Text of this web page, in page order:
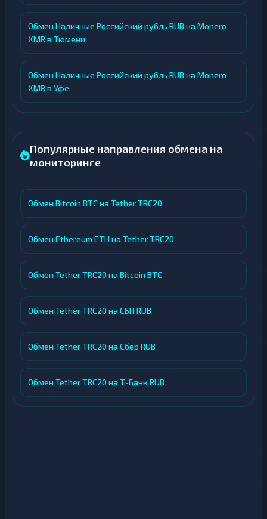
Обмен Наличные Российский рубль RUB на Monero
XMR в Тюмени
Обмен Наличные Российский рубль RUB на Monero
XMR в Уфе
Популярные направления обмена на
мониторинге
Обмен Bitcoin BTC на Tether TRC20
Обмен Ethereum ETH на Tether TRC20
Обмен Tether TRC20 на Bitcoin BTC
Обмен Tether TRC20 на СБП RUB
Обмен Tether TRC20 на Сбер RUB
Обмен Tether TRC20 на Т-Банк RUB